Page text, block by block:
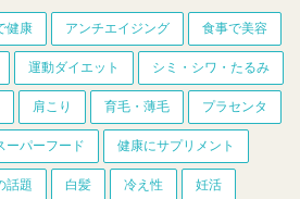
健康 アンチエイジング 食事で美容
運動ダイエット シミ・シワ・たるみ
肩こり 育毛・薄毛 プラセンタ
ーパーフード 健康にサプリメント
話題 白髪 冷え性 妊活